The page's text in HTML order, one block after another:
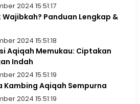
2024 15:51:17
Panduan Lengkap &
2024 15:51:18
Aqiqah Memukau: Ciptakan
Indah
2024 15:51:19
Kambing Aqiqah Sempurna
2024 15:51:19